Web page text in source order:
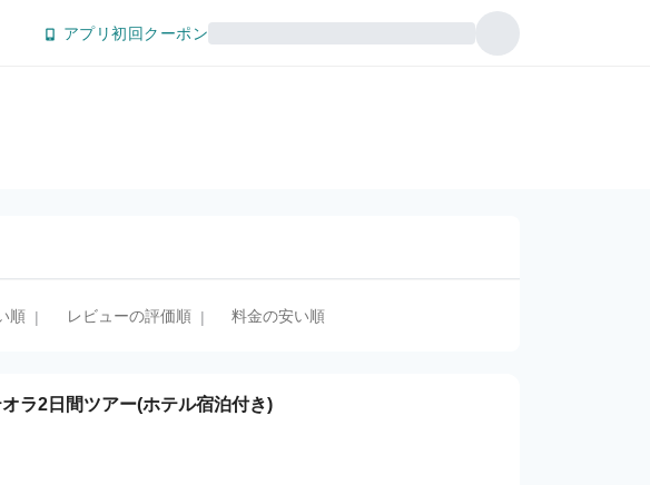
アプリ初回クーポン
順 | レビューの評価順 | 料金の安い順
ラ2日間ツアー(ホテル宿泊付き)